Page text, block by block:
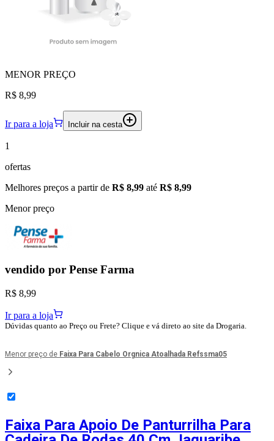
MENOR PREÇO
R$ 8,99
Ir para a loja Incluir na cesta
1
ofertas
Melhores preços a partir de R$ 8,99 até R$ 8,99
Menor preço
vendido por Pense Farma
R$ 8,99
Ir para a loja
Dúvidas quanto ao Preço ou Frete? Clique e vá direto ao site da Drogaria.
Menor preço de Faixa Para Cabelo Orgnica Atoalhada Refssma05
Faixa Para Apoio De Panturrilha Para